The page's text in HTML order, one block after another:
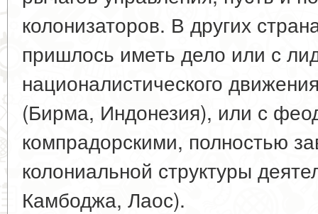
колонизаторов. В других
пришлось иметь дело или с
националистического
(Бирма, Индонезия), или с
компрадорскими, полностью
колониальной структуры
Камбоджа, Лаос).